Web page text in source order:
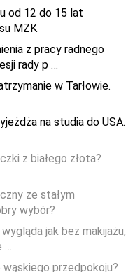
od 12 do 15 lat
MZK
z pracy radnego
rady p …
w Tarłowie.
na studia do USA.
z białego złota?
ze stałym
wybór?
jak bez makijażu,
…
przedpokoju?